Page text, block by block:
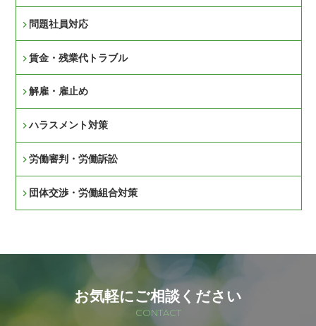
問題社員対応
賃金・残業代トラブル
解雇・雇止め
ハラスメント対策
労働審判・労働訴訟
団体交渉・労働組合対策
お気軽にご相談ください
CONTACT